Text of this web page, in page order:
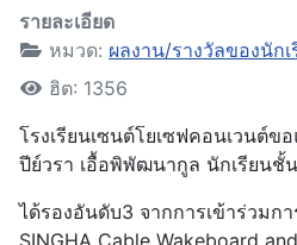
รายละเอียด
หมวด: ผลงาน/รางวัลของนักเ
ฮิต: 1356
โรงเรียนเซนต์โยเซฟคอนเวนต์ข
ปีย์วรา เอื้อพิพัฒนากูล นักเรียน
ได้รองอันดับ3 จากการเข้าร่วมก